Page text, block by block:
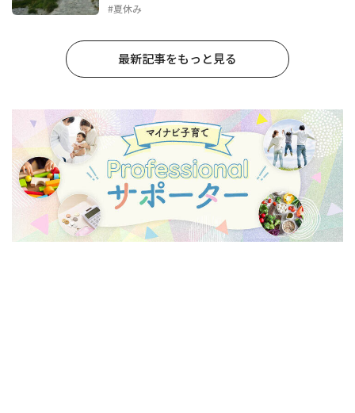
#夏休み
最新記事をもっと見る